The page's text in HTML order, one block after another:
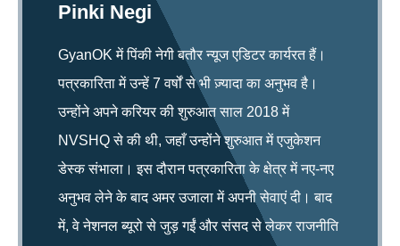
Pinki Negi
GyanOK में पिंकी नेगी बतौर न्यूज एडिटर कार्यरत हैं।
पत्रकारिता में उन्हें 7 वर्षों से भी ज़्यादा का अनुभव है।
उन्होंने अपने करियर की शुरुआत साल 2018 में
NVSHQ से की थी, जहाँ उन्होंने शुरुआत में एजुकेशन
डेस्क संभाला। इस दौरान पत्रकारिता के क्षेत्र में नए-नए
अनुभव लेने के बाद अमर उजाला में अपनी सेवाएं दी। बाद
में, वे नेशनल ब्यूरो से जुड़ गईं और संसद से लेकर राजनीति